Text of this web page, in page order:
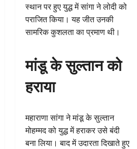
स्थान पर हुए युद्ध में सांगा ने लोदी को
पराजित किया। यह जीत उनकी
सामरिक कुशलता का प्रमाण थी।
मांडू के सुल्तान को
हराया
महाराणा सांगा ने मांडू के सुल्तान
मोहम्मद को युद्ध में हराकर उसे बंदी
बना लिया। बाद में उदारता दिखाते हुए